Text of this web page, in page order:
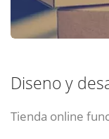
Diseno y
Tienda online